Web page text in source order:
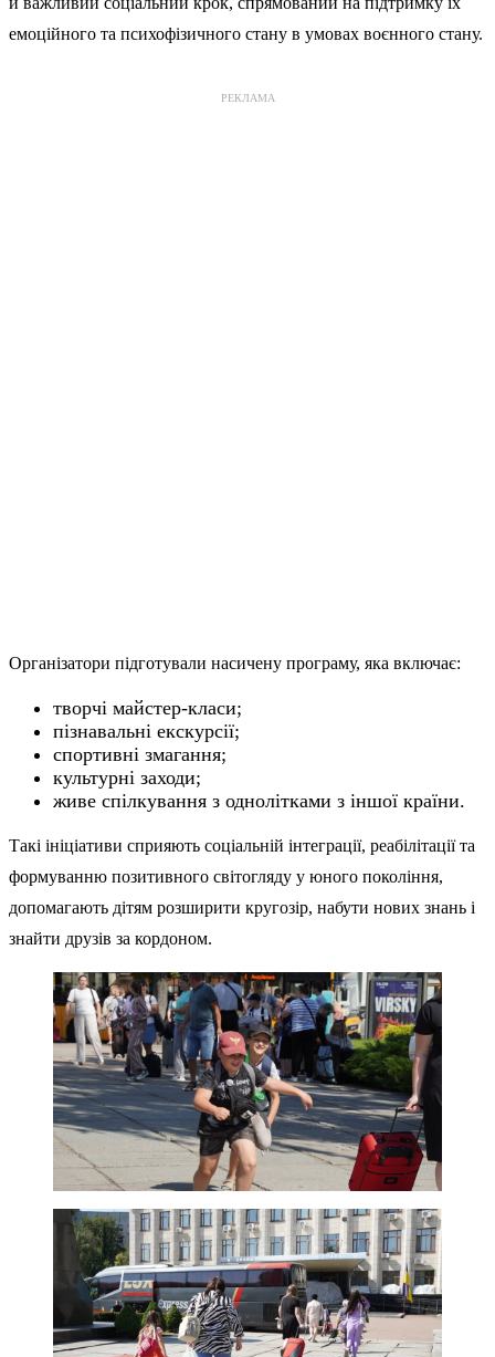
емоційного та психофізичного стану в умовах воєнного стану.
РЕКЛАМА
Організатори підготували насичену програму, яка включає:
творчі майстер-класи;
пізнавальні екскурсії;
спортивні змагання;
культурні заходи;
живе спілкування з однолітками з іншої країни.
Такі ініціативи сприяють соціальній інтеграції, реабілітації та
формуванню позитивного світогляду у юного покоління,
допомагають дітям розширити кругозір, набути нових знань і
знайти друзів за кордоном.